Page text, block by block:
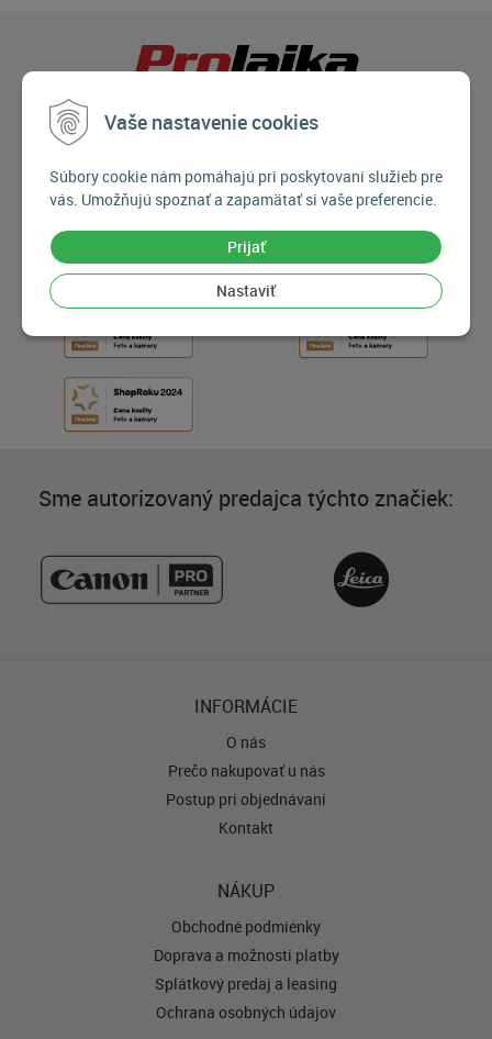
Vaše nastavenie cookies
Súbory cookie nám pomáhajú pri poskytovaní služieb pre
vás. Umožňujú spoznať a zapamätať si vaše preferencie.
Prijať
Nastaviť
Sme autorizovaný predajca týchto značiek:
INFORMÁCIE
O nás
Prečo nakupovať u nás
Postup pri objednávaní
Kontakt
NÁKUP
Obchodné podmienky
Doprava a možnosti platby
Splátkový predaj a leasing
Ochrana osobných údajov